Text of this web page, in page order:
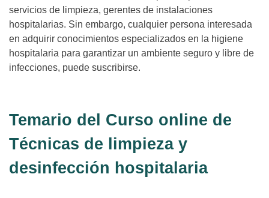
servicios de limpieza, gerentes de instalaciones
hospitalarias. Sin embargo, cualquier persona interesada
en adquirir conocimientos especializados en la higiene
hospitalaria para garantizar un ambiente seguro y libre de
infecciones, puede suscribirse.
Temario del Curso online de
Técnicas de limpieza y
desinfección hospitalaria